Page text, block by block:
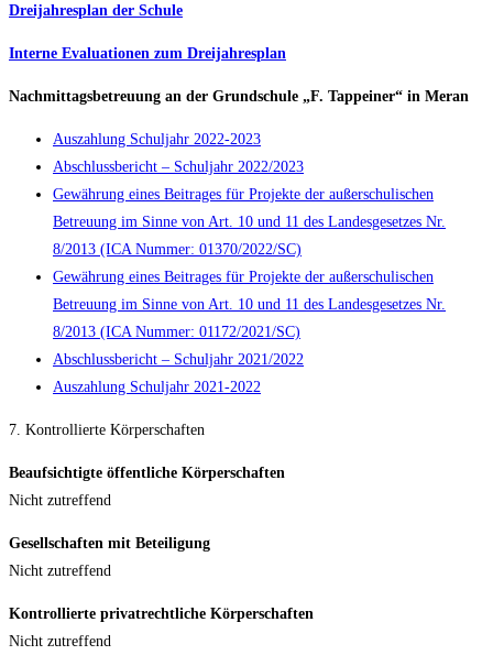
Dreijahresplan der Schule
Interne Evaluationen zum Dreijahresplan
Nachmittagsbetreuung an der Grundschule „F. Tappeiner“ in Meran
Auszahlung Schuljahr 2022-2023
Abschlussbericht – Schuljahr 2022/2023
Gewährung eines Beitrages für Projekte der außerschulischen
Betreuung im Sinne von Art. 10 und 11 des Landesgesetzes Nr.
8/2013 (ICA Nummer: 01370/2022/SC)
Gewährung eines Beitrages für Projekte der außerschulischen
Betreuung im Sinne von Art. 10 und 11 des Landesgesetzes Nr.
8/2013 (ICA Nummer: 01172/2021/SC)
Abschlussbericht – Schuljahr 2021/2022
Auszahlung Schuljahr 2021-2022
7. Kontrollierte Körperschaften
Beaufsichtigte öffentliche Körperschaften
Nicht zutreffend
Gesellschaften mit Beteiligung
Nicht zutreffend
Kontrollierte privatrechtliche Körperschaften
Nicht zutreffend